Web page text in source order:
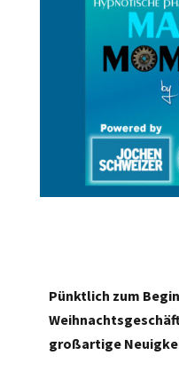
Pünktlich zum
großartige